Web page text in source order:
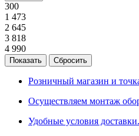
300
1 473
2 645
3 818
4 990
Розничный магазин и
Осуществляем монтаж
Удобные условия